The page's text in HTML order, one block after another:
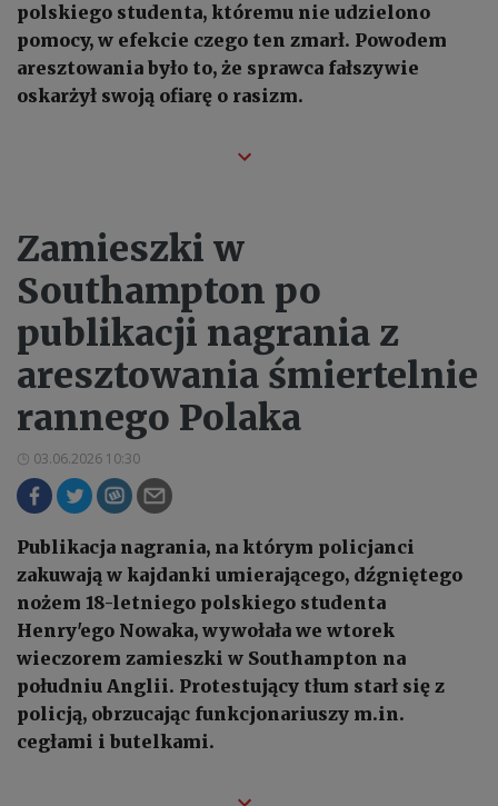
polskiego studenta, któremu nie udzielono
pomocy, w efekcie czego ten zmarł. Powodem
aresztowania było to, że sprawca fałszywie
oskarżył swoją ofiarę o rasizm.
Zamieszki w
Southampton po
publikacji nagrania z
aresztowania śmiertelnie
rannego Polaka
03.06.2026 10:30
Publikacja nagrania, na którym policjanci
zakuwają w kajdanki umierającego, dźgniętego
nożem 18-letniego polskiego studenta
Henry'ego Nowaka, wywołała we wtorek
wieczorem zamieszki w Southampton na
południu Anglii. Protestujący tłum starł się z
policją, obrzucając funkcjonariuszy m.in.
cegłami i butelkami.